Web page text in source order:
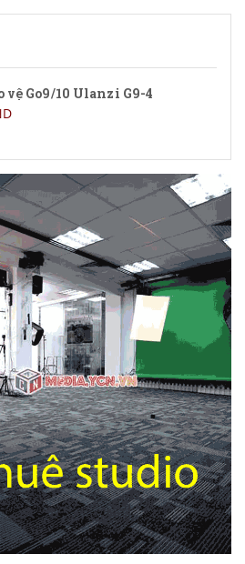
vệ Go9/10 Ulanzi G9-4